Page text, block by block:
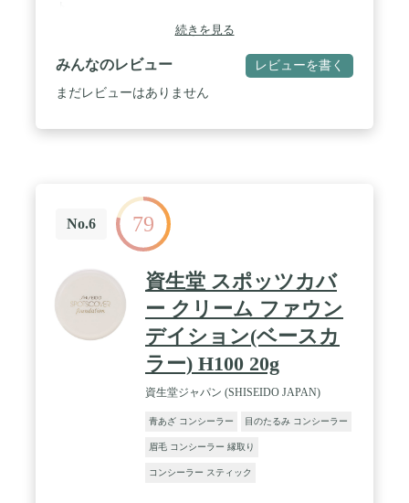
続きを見る
みんなのレビュー レビューを書く
まだレビューはありません
No.6 79
資生堂 スポッツカバ
ー クリーム ファウン
デイション(ベースカ
ラー) H100 20g
資生堂ジャパン (SHISEIDO JAPAN)
青あざ コンシーラー 目のたるみ コンシーラー
眉毛 コンシーラー 縁取り
コンシーラー スティック